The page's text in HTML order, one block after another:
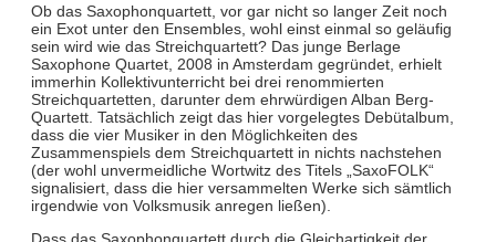
Ob das Saxophonquartett, vor gar nicht so langer Zeit noch
ein Exot unter den Ensembles, wohl einst einmal so geläufig
sein wird wie das Streichquartett? Das junge Berlage
Saxophone Quartet, 2008 in Amsterdam gegründet, erhielt
immerhin Kollektivunterricht bei drei renommierten
Streichquartetten, darunter dem ehrwürdigen Alban Berg-
Quartett. Tatsächlich zeigt das hier vorgelegtes Debütalbum,
dass die vier Musiker in den Möglichkeiten des
Zusammenspiels dem Streichquartett in nichts nachstehen
(der wohl unvermeidliche Wortwitz des Titels „SaxoFOLK“
signalisiert, dass die hier versammelten Werke sich sämtlich
irgendwie von Volksmusik anregen ließen).